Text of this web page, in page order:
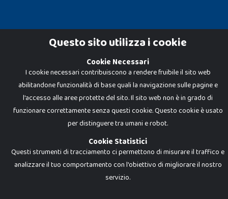
Dadi e Mattoncini è un brand di Giocabene Srl. Ogni riproduzione o utilizzo non
espressamente autorizzato è severamente vietato. Tutti i loghi, marchi,
brand elencati nel presente shop sono di proprietà dei rispettivi titolari.
I prezzi e le promozioni pubblicate potrebbero differire da quanto esposto in
negozio.
Giocabene Srl - via della Posta 8, 20123 Milano (MI)
P.IVA 02608090425 - REA AN201199 - C.S. 10.000 i.v.
Questo sito utilizza i cookie
Cookie Necessari
I cookie necessari contribuiscono a rendere fruibile il sito web
abilitandone funzionalità di base quali la navigazione sulle pagine e
l'accesso alle aree protette del sito. Il sito web non è in grado di
funzionare correttamente senza questi cookie. Questo cookie è usato
per distinguere tra umani e robot.
Cookie Statistici
Questi strumenti di tracciamento ci permettono di misurare il traffico e
analizzare il tuo comportamento con l'obiettivo di migliorare il nostro
servizio.